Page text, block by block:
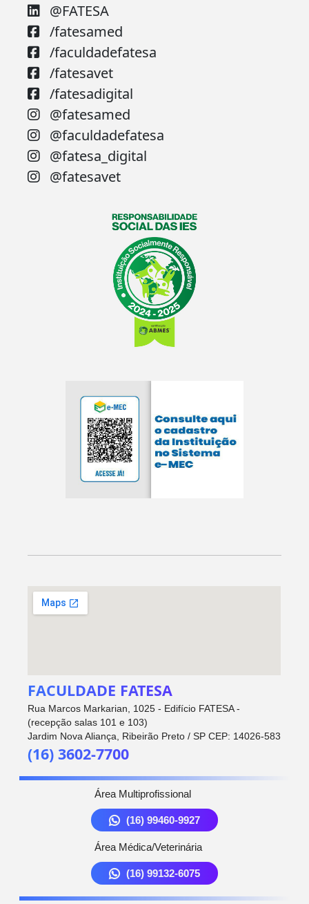
@FATESA
/fatesamed
/faculdadefatesa
/fatesavet
/fatesadigital
@fatesamed
@faculdadefatesa
@fatesa_digital
@fatesavet
FACULDADE FATESA
Rua Marcos Markarian, 1025 - Edifício FATESA -
(recepção salas 101 e 103)
Jardim Nova Aliança, Ribeirão Preto / SP CEP: 14026-583
(16) 3602-7700
Área Multiprofissional
(16) 99460-9927
Área Médica/Veterinária
(16) 99132-6075